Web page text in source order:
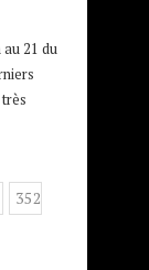
21 du
352